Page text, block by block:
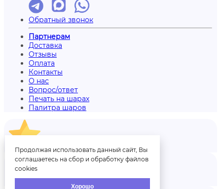
Обратный звонок
Партнерам
Доставка
Отзывы
Оплата
Контакты
О нас
Вопрос/ответ
Печать на шарах
Палитра шаров
Отзывы
Продолжая использовать данный сайт, Вы
соглашаетесь на сбор и обработку файлов
cookies
Хорошо